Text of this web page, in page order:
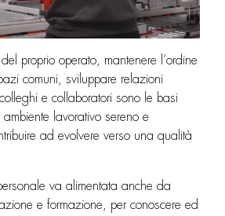
proprio operato, mantenere l’ordine
comuni, sviluppare relazioni
e collaboratori sono le basi
lavorativo sereno e
ad evolvere verso una qualità
va alimentata anche da
e formazione, per conoscere ed